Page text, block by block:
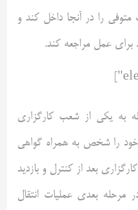
را در آنجا داخل کند و
برای عمل مراجعه کند.
به یکی از شعب کارگزاری
خود را شخص به همراه گواهی
بعد از کنترل و بازدید
مرحله بعدی عملیات انتقال